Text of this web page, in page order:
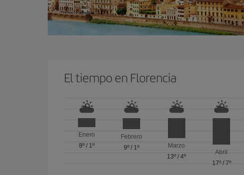
El tiempo en Florencia
Enero
8º/ 1º
Febrero
9º / 1º
Marzo
13º /4º
Abril
17º/ 7º